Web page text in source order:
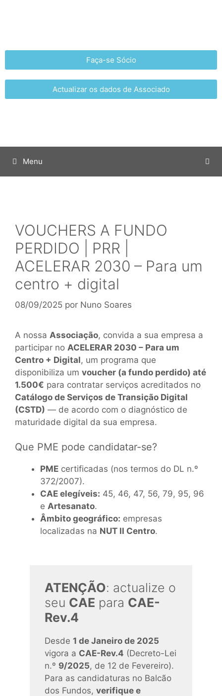
Faça-se Sócio
Actualizar os dados de Associado
Menu
VOUCHERS A FUNDO
PERDIDO | PRR |
ACELERAR 2030 – Para um
centro + digital
08/09/2025 por Nuno Soares
A nossa Associação, convida a sua empresa a
participar no ACELERAR 2030 – Para um
Centro + Digital, um programa que
disponibiliza um voucher (a fundo perdido) até
1.500€ para contratar serviços acreditados no
Catálogo de Serviços de Transição Digital
(CSTD) — de acordo com o diagnóstico de
maturidade digital da sua empresa.
Que PME pode candidatar-se?
PME certificadas (nos termos do DL n.º
372/2007).
CAE elegíveis: 45, 46, 47, 56, 79, 95, 96
e Artesanato.
Âmbito geográfico: empresas
localizadas na NUT II Centro.
ATENÇÃO: actualize o
seu CAE para CAE-
Rev.4
Desde 1 de Janeiro de 2025
vigora a CAE-Rev.4 (Decreto-Lei
n.º 9/2025, de 12 de Fevereiro).
Para as candidaturas no Balcão
dos Fundos, verifique e